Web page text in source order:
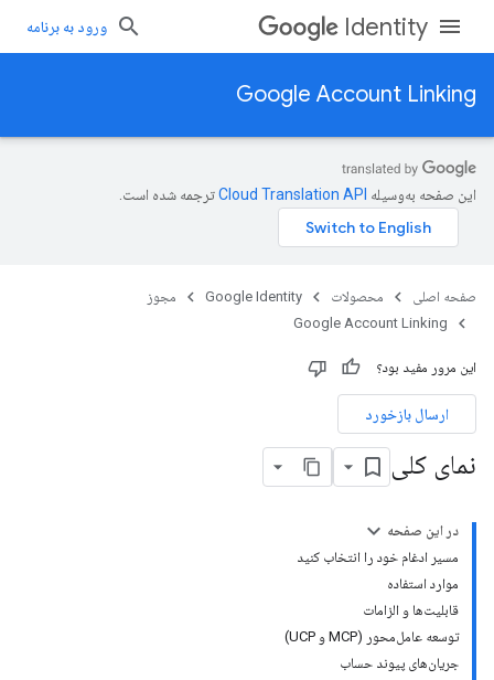
Identity ورود به برنامه
Google Account Linking
این صفحه به‌وسیله ترجمه شده است.
صفحه اصلی محصولات Google Identity
مجوز
Google Account Linking
این مرور مفید بود؟
ارسال بازخورد
نمای کلی
در این صفحه
مسیر ادغام خود را انتخاب کنید
موارد استفاده
قابلیت‌ها و الزامات
توسعه عامل‌محور (MCP و UCP)
جریان‌های پیوند حساب